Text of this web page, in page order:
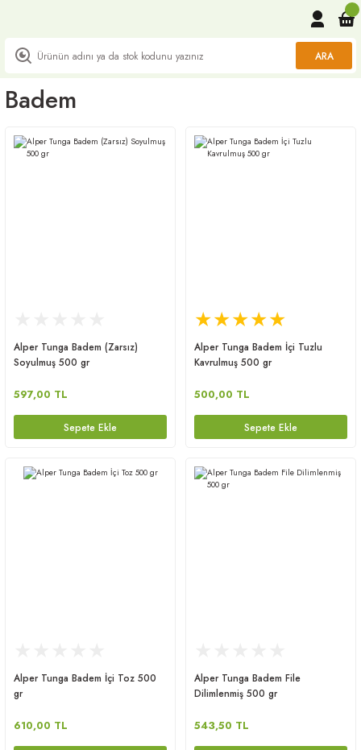
ARA
Badem
Alper Tunga Badem (Zarsız)
Soyulmuş 500 gr
597,00 TL
Sepete Ekle
Alper Tunga Badem İçi Tuzlu
Kavrulmuş 500 gr
500,00 TL
Sepete Ekle
Alper Tunga Badem İçi Toz 500
gr
610,00 TL
Alper Tunga Badem File
Dilimlenmiş 500 gr
543,50 TL